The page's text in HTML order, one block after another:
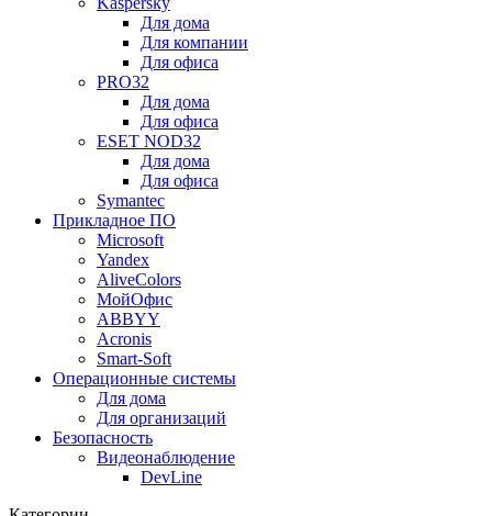
Для дома
Для компании
Для офиса
PRO32
Для дома
Для офиса
ESET NOD32
Для дома
Для офиса
Symantec
Прикладное ПО
Microsoft
Yandex
AliveColors
МойОфис
ABBYY
Acronis
Smart-Soft
Операционные системы
Для дома
Для организаций
Безопасность
Видеонаблюдение
DevLine